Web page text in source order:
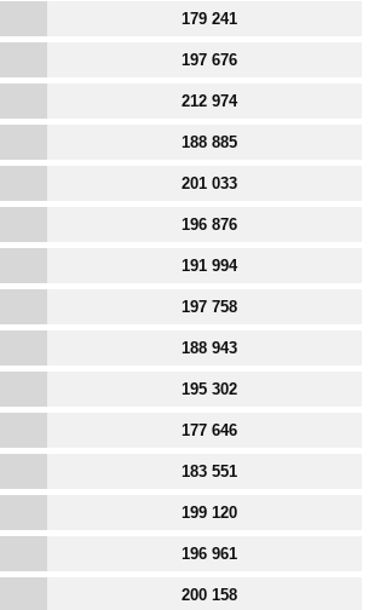
179 241
197 676
212 974
188 885
201 033
196 876
191 994
197 758
188 943
195 302
177 646
183 551
199 120
196 961
200 158